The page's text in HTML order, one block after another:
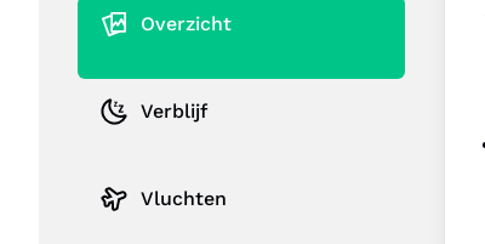
Overzicht
Verblijf
Vluchten